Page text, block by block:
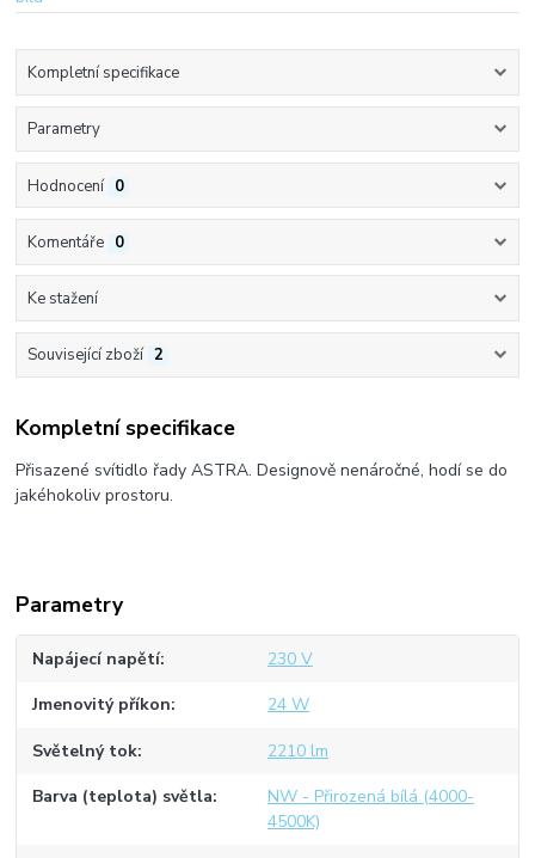
Kompletní specifikace
Parametry
Hodnocení 0
Komentáře 0
Ke stažení
Související zboží 2
Kompletní specifikace
Přisazené svítidlo řady ASTRA. Designově nenáročné, hodí se do
jakéhokoliv prostoru.
Parametry
Napájecí napětí 230 V
Jmenovitý příkon 24 W
Světelný tok 2210 lm
Barva (teplota) světla
NW - Přirozená bílá (4000-
4500K)